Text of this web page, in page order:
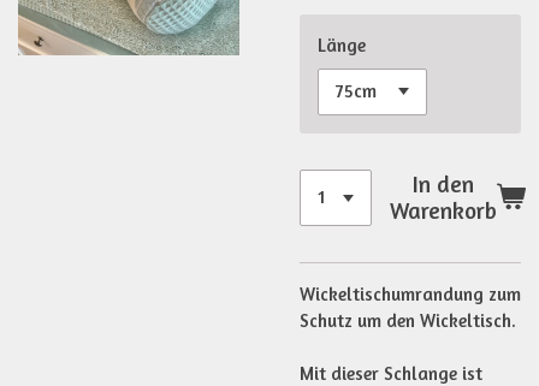
Länge
In den
Warenkorb
Wickeltischumrandung zum
Schutz um den Wickeltisch.
Mit dieser Schlange ist